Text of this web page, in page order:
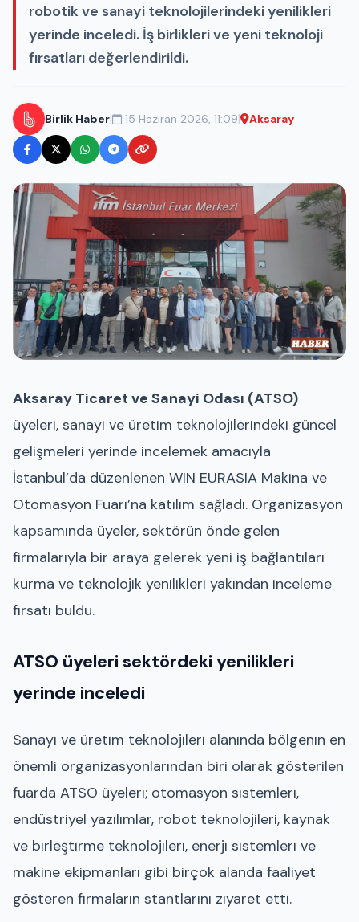
robotik ve sanayi teknolojilerindeki yenilikleri
yerinde inceledi. İş birlikleri ve yeni teknoloji
fırsatları değerlendirildi.
Birlik Haber| 15 Haziran 2026, 11:09| Aksaray
Aksaray Ticaret ve Sanayi Odası (ATSO)
üyeleri, sanayi ve üretim teknolojilerindeki güncel
gelişmeleri yerinde incelemek amacıyla
İstanbul’da düzenlenen WIN EURASIA Makina ve
Otomasyon Fuarı’na katılım sağladı. Organizasyon
kapsamında üyeler, sektörün önde gelen
firmalarıyla bir araya gelerek yeni iş bağlantıları
kurma ve teknolojik yenilikleri yakından inceleme
fırsatı buldu.
ATSO üyeleri sektördeki yenilikleri
yerinde inceledi
Sanayi ve üretim teknolojileri alanında bölgenin en
önemli organizasyonlarından biri olarak gösterilen
fuarda ATSO üyeleri; otomasyon sistemleri,
endüstriyel yazılımlar, robot teknolojileri, kaynak
ve birleştirme teknolojileri, enerji sistemleri ve
makine ekipmanları gibi birçok alanda faaliyet
gösteren firmaların stantlarını ziyaret etti.